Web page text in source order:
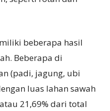
beberapa hasil
Beberapa di
(padi, jagung, ubi
luas lahan sawah
21,69% dari total